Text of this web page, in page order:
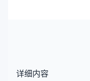
详细内容